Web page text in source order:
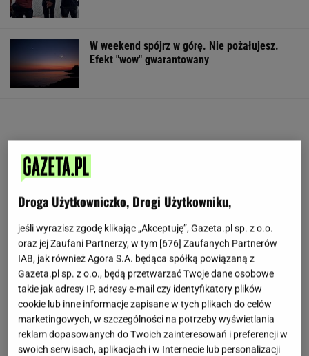
W weekend spójrz w górę. Nie pożałujesz.
Efekt "wow" gwarantowany
Droga Użytkowniczko, Drogi Użytkowniku,
jeśli wyrazisz zgodę klikając „Akceptuję”, Gazeta.pl sp. z o.o.
oraz jej Zaufani Partnerzy, w tym [676] Zaufanych Partnerów
IAB, jak również Agora S.A. będąca spółką powiązaną z
Gazeta.pl sp. z o.o., będą przetwarzać Twoje dane osobowe
takie jak adresy IP, adresy e-mail czy identyfikatory plików
cookie lub inne informacje zapisane w tych plikach do celów
marketingowych, w szczególności na potrzeby wyświetlania
reklam dopasowanych do Twoich zainteresowań i preferencji w
swoich serwisach, aplikacjach i w Internecie lub personalizacji